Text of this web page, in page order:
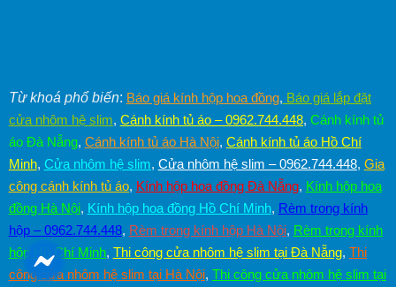
Từ khoá phổ biến: Báo giá kính hộp hoa đồng, Báo giá lắp đặt
cửa nhôm hệ slim, Cánh kính tủ áo – 0962.744.448, Cánh kính tủ
áo Đà Nẵng, Cánh kính tủ áo Hà Nội, Cánh kính tủ áo Hồ Chí
Minh, Cửa nhôm hệ slim, Cửa nhôm hệ slim – 0962.744.448, Gia
công cánh kính tủ áo, Kính hộp hoa đồng Đà Nẵng, Kính hộp hoa
đồng Hà Nội, Kính hộp hoa đồng Hồ Chí Minh, Rèm trong kính
hộp – 0962.744.448, Rèm trong kính hộp Hà Nội, Rèm trong kính
hộp Hồ Chí Minh, Thi công cửa nhôm hệ slim tại Đà Nẵng, Thi
công cửa nhôm hệ slim tại Hà Nội, Thi công cửa nhôm hệ slim tại